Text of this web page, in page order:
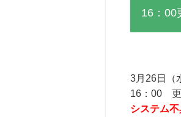
16：
3月26日（
16：00
システム不